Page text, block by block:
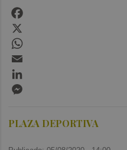
PLAZA DEPORTIVA